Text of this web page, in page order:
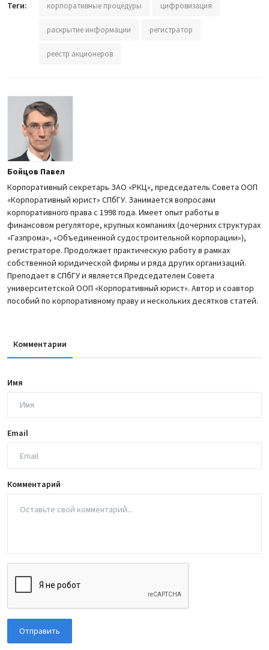
Теги: корпоративные процедуры цифровизация
раскрытие информации регистратор
реестр акционеров
Бойцов Павел
Корпоративный секретарь ЗАО «РКЦ», председатель Совета ООП
«Корпоративный юрист» СПбГУ. Занимается вопросами
корпоративного права с 1998 года. Имеет опыт работы в
финансовом регуляторе, крупных компаниях (дочерних структурах
«Газпрома», «Объединенной судостроительной корпорации»),
регистраторе. Продолжает практическую работу в рамках
собственной юридической фирмы и ряда других организаций.
Преподает в СПбГУ и является Председателем Совета
университетской ООП «Корпоративный юрист». Автор и соавтор
пособий по корпоративному праву и нескольких десятков статей.
Комментарии
Имя
Email
Комментарий
Отправить